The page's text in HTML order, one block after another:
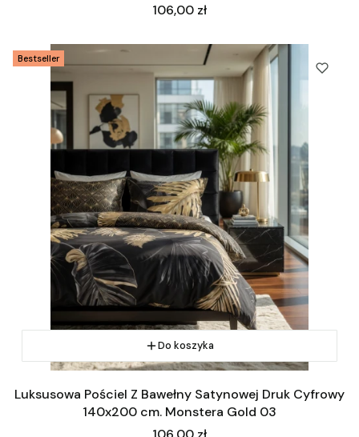
Cena
106,00 zł
Bestseller
Do koszyka
Luksusowa Pościel Z Bawełny Satynowej Druk Cyfrowy
140x200 cm. Monstera Gold 03
Cena